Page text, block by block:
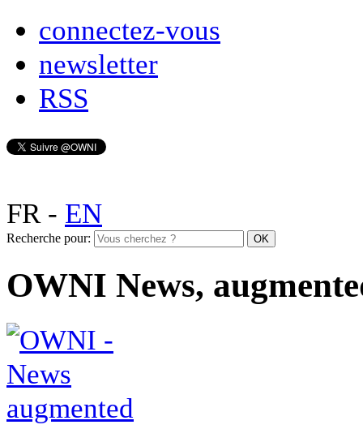
connectez-vous
newsletter
RSS
FR- EN
Recherche pour:
OWNI News,